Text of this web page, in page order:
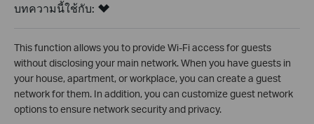
บทความนี้ใช้กับ:
This function allows you to provide Wi-Fi access for guests
without disclosing your main network. When you have guests in
your house, apartment, or workplace, you can create a guest
network for them. In addition, you can customize guest network
options to ensure network security and privacy.